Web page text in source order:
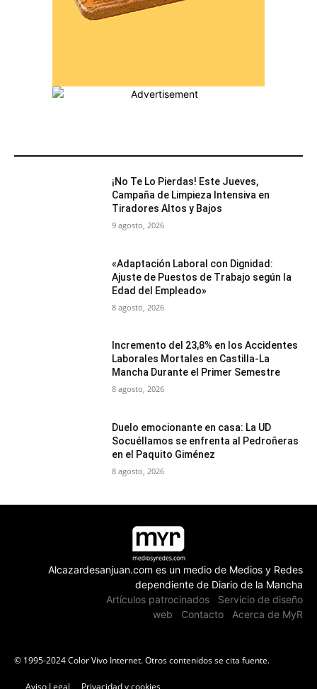
¡No Te Lo Pierdas! Este Jueves,
Campaña de Limpieza Intensiva en
Tiradores Altos y Bajos
9 agosto, 2026
«Adaptación Laboral con Dignidad:
Ajuste de Puestos de Trabajo según la
Edad del Empleado»
8 agosto, 2026
Incremento del 23,8% en los Accidentes
Laborales Mortales en Castilla-La
Mancha Durante el Primer Semestre
8 agosto, 2026
Duelo emocionante en casa: La UD
Socuéllamos se enfrenta al Pedroñeras
en el Paquito Giménez
8 agosto, 2026
Alcazardesanjuan.com es un medio de Medios y Redes
dependiente de Diario de la Mancha
Artículos patrocinados
Servicio de diseño
web
Contacto Acerca de MyR
© 1995-2024 Color Vivo Internet. Otros contenidos se cita fuente.
Aviso Legal Privacidad y cookies